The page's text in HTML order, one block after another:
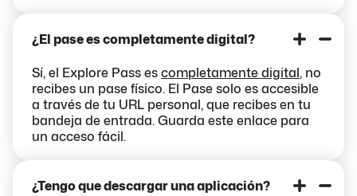
¿El pase es completamente digital?
Sí, el Explore Pass escompletamente digital, no
recibes un pase físico. El Pase solo es accesible
a través de tu URL personal, que recibes en tu
bandeja de entrada. Guarda este enlace para
un acceso fácil.
¿Tengo que descargar una aplicación?